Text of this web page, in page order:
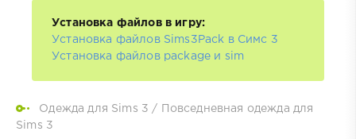
Установка файлов в игру:
Установка файлов Sims3Pack в Симс 3
Установка файлов package и sim
Одежда для Sims 3 /
Повседневная одежда для
Sims 3